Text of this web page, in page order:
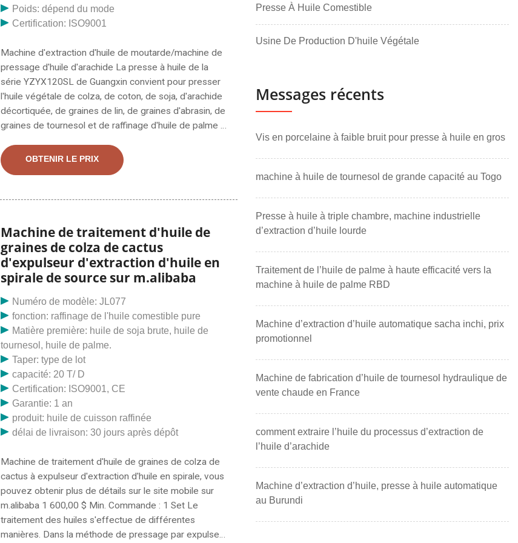
exportateur à Okchem. Caractéristiques principales
Nom : Machine automatique d'extraction d'huile de
moutarde, presse à huile de palme, machine
d'extraction d'huile de noix de coco, presse à huile du
fournisseur ou du fabricant de presseurs d'huile-
Mianyang Guangxin Import & Exporter
Poids: dépend du mode
Certification: ISO9001
Machine d'extraction d'huile de moutarde/machine de
pressage d'huile d'arachide La presse à huile de la
série YZYX120SL de Guangxin convient pour presser
l'huile végétale de colza, de coton, de soja, d'arachide
décortiquée, de graines de lin, de graines d'abrasin, de
graines de tournesol et de raffinage d'huile de palme à
d'extraction d'huile de palme mini machines à huile de
palme raffinée Le processus d'organigramme de la
de fruits de palme) - Stérilisation - Thershing -
fabrication d'huile de tournesol Expulseur d'huile de
canola machine de pressage d'huile Capacité 9 à 11
tonnes par jour La presse à huile en spirale de la série
YZYX140 YZYX140 convient pour presser l'huile
végétale de colza, de coton, de soja, d'arachide
décortiquée et de lin. 30/4/2023 · Acheter 100 tpd
produits de vente chaude machine de presse à huile
de palme en. Extrait des prix des machines de moulin à
huile de tournesol de 100 tpd. Machine d'extraction
d'huile de colza de 100 t/j en Côte d'Ivoire. utilisez une
presse à huile de colza de 20 tpd à Dubaï High.
L'expulseur d'huile à vis de 20 à 100 TPD est pressé à
froid et pressé à froid. Équipement de production
d'expulseurs d'huile - Scott Tech Scott Tech USA
propose une variété de tailles d'expulseurs par
impliqués dans le processus de production d'huile ;
des séchoirs, conditionneurs de graines, extrudeuses,
filtres. Une grande variété d'options de machines à
presser l'huile s'offre à vous. Il existe 1 967
fournisseurs de machines à presser l'huile
principalement situés en Démocratie du Congo. Les
OBTENIR LE PRIX
Machine de traitement d'huile de
graines de colza de cactus
d'expulseur d'extraction d'huile en
spirale de source sur m.alibaba
Numéro de modèle: JL077
fonction: raffinage de l'huile comestible pure
Matière première: huile de soja brute, huile de
tournesol, huile de palme.
Taper: type de lot
capacité: 20 T/ D
Certification: ISO9001, CE
Garantie: 1 an
produit: huile de cuisson raffinée
délai de livraison: 30 jours après dépôt
Machine de traitement d'huile de graines de colza de
cactus à expulseur d'extraction d'huile en spirale, vous
pouvez obtenir plus de détails sur le site mobile sur
m.alibaba 1 600,00 $ Min. Commande : 1 Set Le
traitement des huiles s'effectue de différentes
manières. Dans la méthode de pressage par expulseur,
Presse À Huile Comestible
Usine De Production D'huile Végétale
Messages récents
Vis en porcelaine à faible bruit pour presse à huile en gros
machine à huile de tournesol de grande capacité au Togo
Presse à huile à triple chambre, machine industrielle
d’extraction d’huile lourde
Traitement de l’huile de palme à haute efficacité vers la
machine à huile de palme RBD
Machine d’extraction d’huile automatique sacha inchi, prix
promotionnel
Machine de fabrication d’huile de tournesol hydraulique de
vente chaude en France
comment extraire l’huile du processus d’extraction de
l’huile d’arachide
Machine d’extraction d’huile, presse à huile automatique
au Burundi